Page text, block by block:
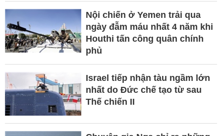
Nội chiến ở Yemen trải qua
ngày đẫm máu nhất 4 năm khi
Houthi tấn công quân chính
phủ
Israel tiếp nhận tàu ngầm lớn
nhất do Đức chế tạo từ sau
Thế chiến II